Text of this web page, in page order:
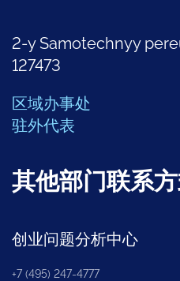
2-y Samotechnyy
127473
区域办事处
驻外代表
其他部门联系
创业问题分析中心
+7 (495) 247-4777